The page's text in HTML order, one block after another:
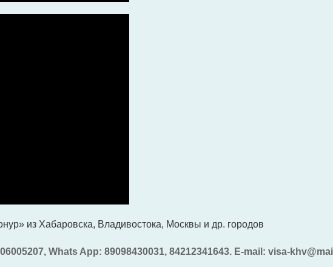
из Хабаровска, Владивостока, Москвы и др. городов
Whats App: 89098430031, 84212341643. E-mail: visa-